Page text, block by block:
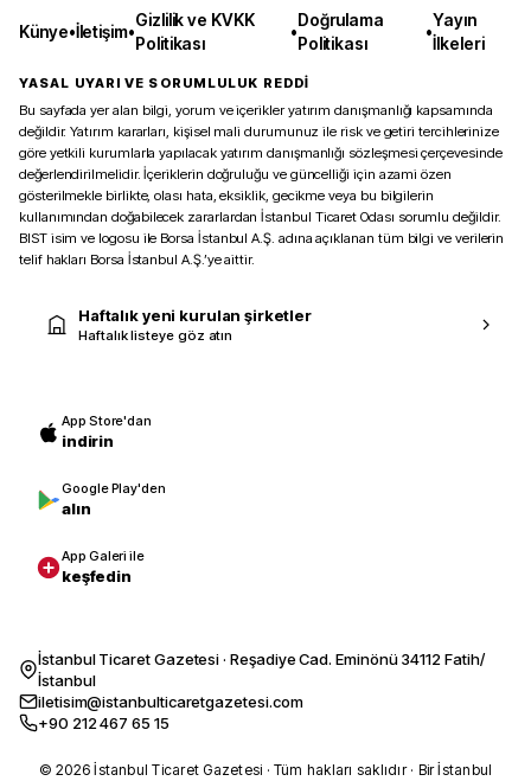
Künye•İletişim•
Gizlilik ve KVKK
Politikası
•
Doğrulama
Politikası
•
Yayın
İlkeleri
YASAL UYARI VE SORUMLULUK REDDİ
Bu sayfada yer alan bilgi, yorum ve içerikler yatırım danışmanlığı kapsamında
değildir. Yatırım kararları, kişisel mali durumunuz ile risk ve getiri tercihlerinize
göre yetkili kurumlarla yapılacak yatırım danışmanlığı sözleşmesi çerçevesinde
değerlendirilmelidir. İçeriklerin doğruluğu ve güncelliği için azami özen
gösterilmekle birlikte, olası hata, eksiklik, gecikme veya bu bilgilerin
kullanımından doğabilecek zararlardan İstanbul Ticaret Odası sorumlu değildir.
BIST isim ve logosu ile Borsa İstanbul A.Ş. adına açıklanan tüm bilgi ve verilerin
telif hakları Borsa İstanbul A.Ş.’ye aittir.
Haftalık yeni kurulan şirketler
Haftalık listeye göz atın
App Store'dan
indirin
Google Play'den
alın
App Galeri ile
keşfedin
İstanbul Ticaret Gazetesi · Reşadiye Cad. Eminönü 34112 Fatih/
İstanbul
iletisim@istanbulticaretgazetesi.com
+90 212 467 65 15
© 2026 İstanbul Ticaret Gazetesi · Tüm hakları saklıdır · Bir İstanbul